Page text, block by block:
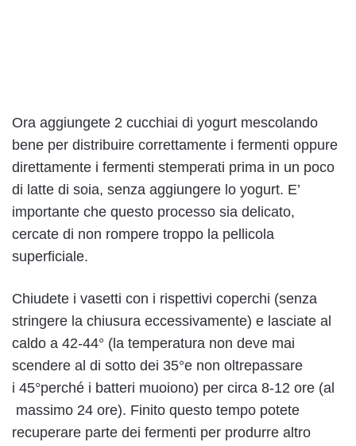
Ora aggiungete 2 cucchiai di yogurt mescolando
bene per distribuire correttamente i fermenti oppure
direttamente i fermenti stemperati prima in un poco
di latte di soia, senza aggiungere lo yogurt. E’
importante che questo processo sia delicato,
cercate di non rompere troppo la pellicola
superficiale.
Chiudete i vasetti con i rispettivi coperchi (senza
stringere la chiusura eccessivamente) e lasciate al
caldo a 42-44° (la temperatura non deve mai
scendere al di sotto dei 35°e non oltrepassare
i 45°perché i batteri muoiono) per circa 8-12 ore (al
massimo 24 ore). Finito questo tempo potete
recuperare parte dei fermenti per produrre altro